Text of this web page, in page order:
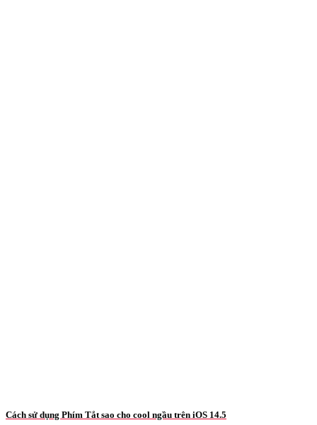
Cách sử dụng Phím Tắt sao cho cool ngầu trên iOS 14.5